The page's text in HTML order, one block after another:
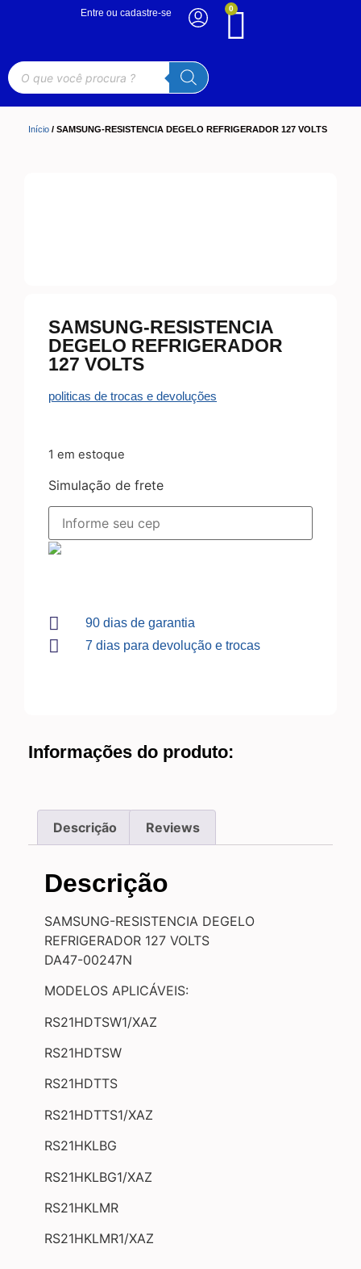
0
Entre ou cadastre-se
Início / SAMSUNG-RESISTENCIA DEGELO REFRIGERADOR 127 VOLTS
SAMSUNG-RESISTENCIA
DEGELO REFRIGERADOR
127 VOLTS
politicas de trocas e devoluções
1 em estoque
Simulação de frete
90 dias de garantia
7 dias para devolução e trocas
Informações do produto:
Descrição Reviews
Descrição
SAMSUNG-RESISTENCIA DEGELO
REFRIGERADOR 127 VOLTS
DA47-00247N
MODELOS APLICÁVEIS:
RS21HDTSW1/XAZ
RS21HDTSW
RS21HDTTS
RS21HDTTS1/XAZ
RS21HKLBG
RS21HKLBG1/XAZ
RS21HKLMR
RS21HKLMR1/XAZ